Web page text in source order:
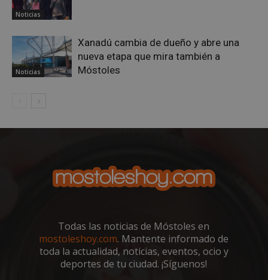
Noticias
Noticias
Xanadú cambia de dueño y abre una
nueva etapa que mira también a
Móstoles
Todas las noticias de Móstoles en
mostoleshoy.com. Mantente informado de
toda la actualidad, noticias, eventos, ocio y
deportes de tu ciudad. ¡Síguenos!
wpjm-stat-
Almacenamiento
wpjm-stat-
Almacenamiento
local
wpjm-stat-
job_view_unique_99516
Almacenamiento
local
wpjm-stat-
job_view_unique_99437
Almacenamiento
local